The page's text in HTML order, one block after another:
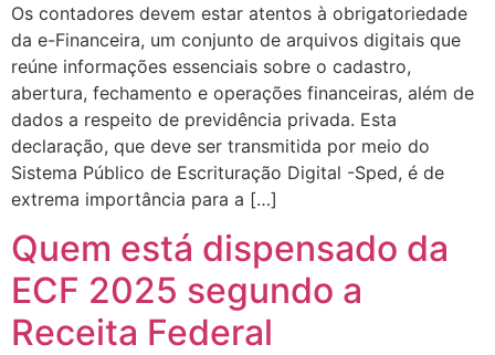
Os contadores devem estar atentos à obrigatoriedade
da e-Financeira, um conjunto de arquivos digitais que
reúne informações essenciais sobre o cadastro,
abertura, fechamento e operações financeiras, além de
dados a respeito de previdência privada. Esta
declaração, que deve ser transmitida por meio do
Sistema Público de Escrituração Digital -Sped, é de
extrema importância para a […]
Quem está dispensado da
ECF 2025 segundo a
Receita Federal